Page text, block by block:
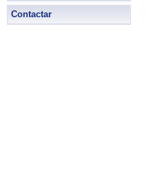
Contactar